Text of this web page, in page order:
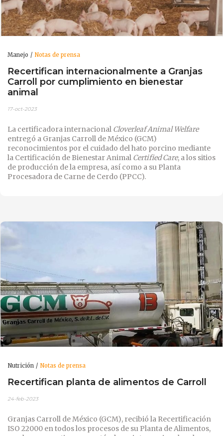
Manejo Notas de prensa
Recertifican internacionalmente a Granjas
Carroll por cumplimiento en bienestar
animal
17-oct-2023
La certificadora internacional Cloverleaf Animal Welfare
entregó a Granjas Carroll de México (GCM)
reconocimientos por el cuidado del hato porcino mediante
la Certificación de Bienestar Animal Certified Care, a los sitios
de producción de la empresa, así como a su Planta
Procesadora de Carne de Cerdo (PPCC).
Nutrición Notas de prensa
Recertifican planta de alimentos de Carroll
24-feb-2023
Granjas Carroll de México (GCM), recibió la Recertificación
ISO 22000 en todos los procesos de su Planta de Alimentos,